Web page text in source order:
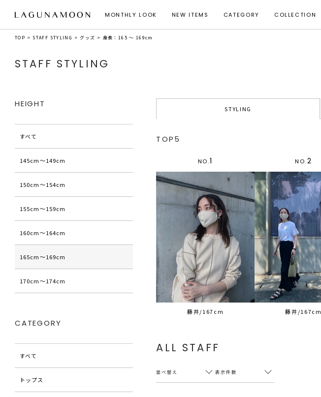
MONTHLY LOOK NEW ITEMS CATEGORY COLLECTION
TOP STAFF STYLING グッズ 身長：165 ～ 169cm
STAFF STYLING
STYLING
TOP5
NO.1
藤井/167cm
NO.2
藤井/167cm
ALL STAFF
並べ替え 表示件数
HEIGHT
すべて
145cm〜149cm
150cm〜154cm
155cm〜159cm
160cm〜164cm
165cm〜169cm
170cm〜174cm
CATEGORY
すべて
トップス